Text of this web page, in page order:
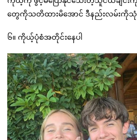
တွေကိုသတိထားမိအောင် ဒီနည်းလမ်းကိုသုံ
၆။ ကိုယ့်ပုံစံအတိုင်းနေပါ